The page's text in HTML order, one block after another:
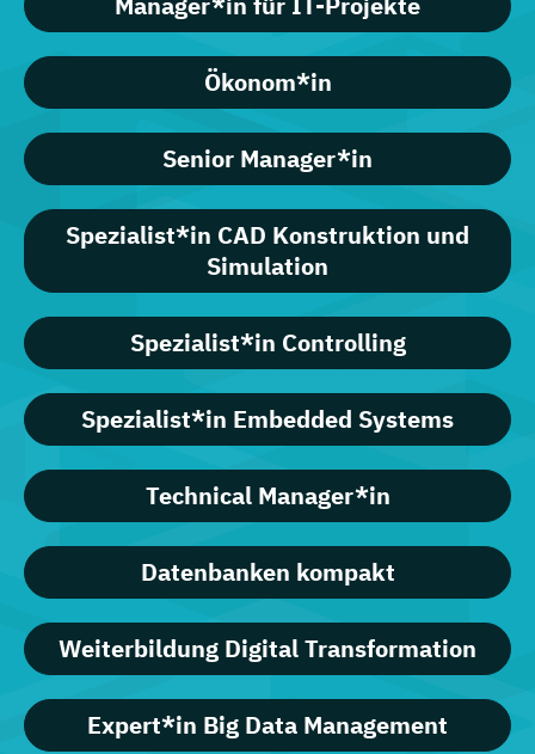
Ökonom*in
Senior Manager*in
Spezialist*in CAD Konstruktion und
Simulation
Spezialist*in Controlling
Spezialist*in Embedded Systems
Technical Manager*in
Datenbanken kompakt
Weiterbildung Digital Transformation
Expert*in Big Data Management